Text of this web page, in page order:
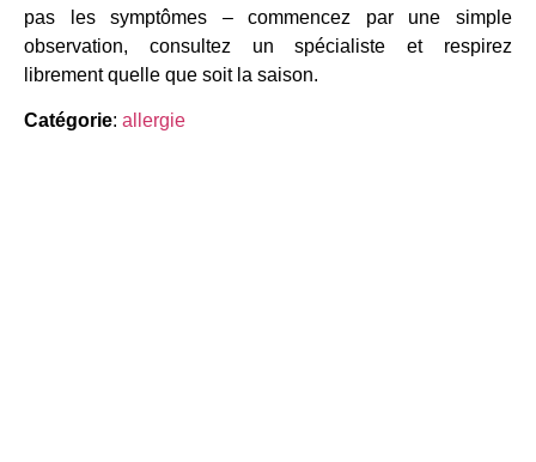
pas les symptômes – commencez par une simple
observation, consultez un spécialiste et respirez
librement quelle que soit la saison.
Catégorie: allergie